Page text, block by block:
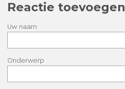
Reactie toevoegen
Uw naam
Onderwerp